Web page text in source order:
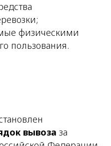
физическими
пользования.
вывоза за